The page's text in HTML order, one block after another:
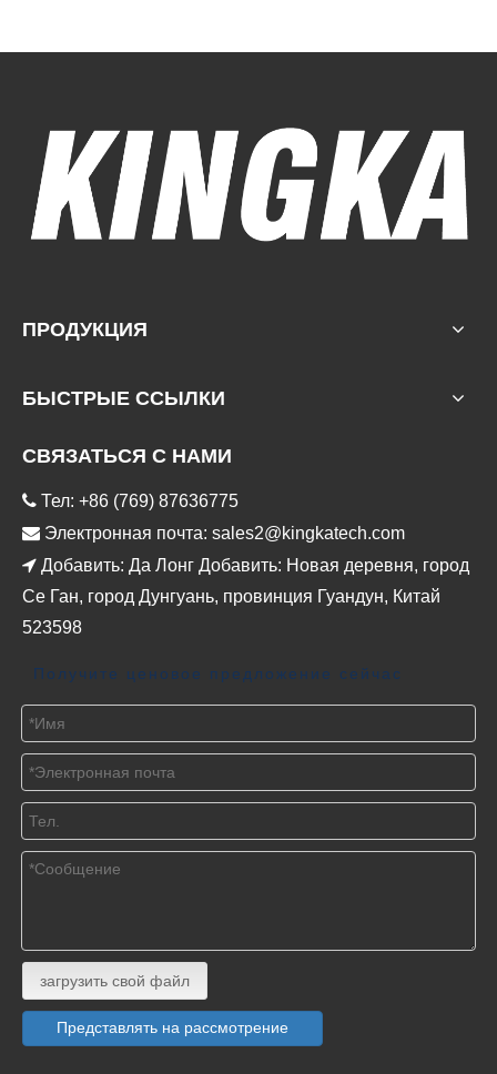
ПРОДУКЦИЯ
БЫСТРЫЕ ССЫЛКИ
СВЯЗАТЬСЯ С НАМИ
 Тел: +86 (769) 87636775
 Электронная почта: sales2@kingkatech.com
 Добавить: Да Лонг Добавить: Новая деревня, город
Се Ган, город Дунгуань, провинция Гуандун, Китай
523598
Получите ценовое предложение сейчас
загрузить свой файл
Представлять на рассмотрение